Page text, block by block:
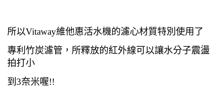
所以Vitaway維他惠活水機的濾心材質特別使用了
專利竹炭濾管，所釋放的紅外線可以讓水分子震盪
拍打小
到3奈米喔!!